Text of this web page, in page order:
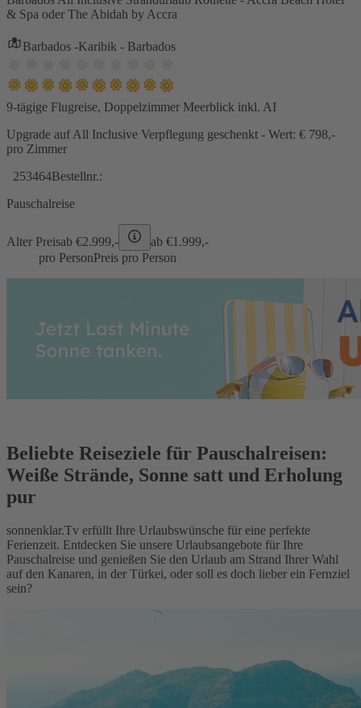
& Spa oder The Abidah by Accra
Barbados -Karibik - Barbados
9-tägige Flugreise, Doppelzimmer Meerblick inkl. AI
Upgrade auf All Inclusive Verpflegung geschenkt - Wert: € 798,-
pro Zimmer
253464Bestellnr.:
Pauschalreise
Alter Preisab €2.999,- ab €1.999,-
pro PersonPreis pro Person
Beliebte Reiseziele für Pauschalreisen:
Weiße Strände, Sonne satt und Erholung
pur
sonnenklar.Tv erfüllt Ihre Urlaubswünsche für eine perfekte
Ferienzeit. Entdecken Sie unsere Urlaubsangebote für Ihre
Pauschalreise und genießen Sie den Urlaub am Strand Ihrer Wahl
auf den Kanaren, in der Türkei, oder soll es doch lieber ein Fernziel
sein?